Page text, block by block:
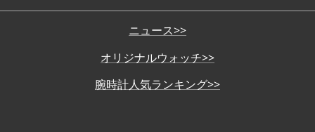
ニュース>>
オリジナルウォッチ>>
腕時計人気ランキング>>